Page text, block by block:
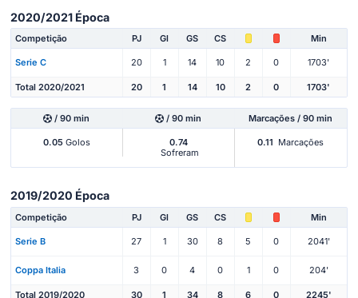
2020/2021 Época
Competição PJ Gl GS CS Min
Serie C 20 1 14 10 2 0 1703'
Total 2020/2021 20 1 14 10 2 0 1703'
/ 90 min / 90 min Marcações / 90 min
0.05Golos
0.74
Sofreram
0.11 Marcações
2019/2020 Época
Competição PJ Gl GS CS Min
Serie B 27 1 30 8 5 0 2041'
Coppa Italia 3 0 4 0 1 0 204'
Total 2019/2020 30 1 34 8 6 0 2245'